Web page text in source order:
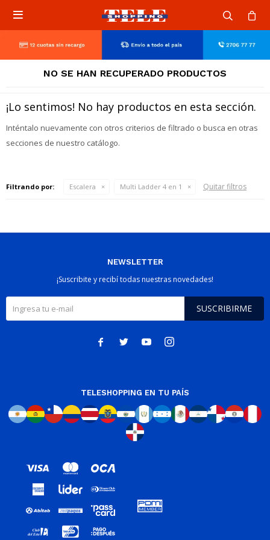

NO SE HAN RECUPERADO PRODUCTOS
¡Lo sentimos! No hay productos en esta sección.
Inténtalo nuevamente con otros criterios de filtrado o busca en otras
secciones de nuestro catálogo.
Filtrando por: Escalera Multi Ladder 4 en 1 Quitar filtros
NEWSLETTER
¡Suscribite y recibí todas nuestras novedades!
SUSCRIBIRME
   
TELESHOPPING EN TU PAÍS